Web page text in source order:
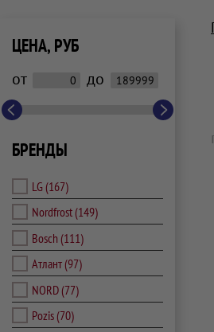
ЦЕНА, РУБ
от до
БРЕНДЫ
LG (167)
Nordfrost(149)
Bosch (111)
Атлант(97)
NORD(77)
Pozis(70)